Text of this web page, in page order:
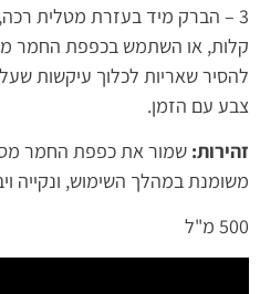
3 – הברק מיד בעזרת מטלית
להסיר שאריות לכלוך עיקשות
צבע עם הזמן.
זהירות:
משומנת במהלך השימוש, ונקייה
500 מ"ל